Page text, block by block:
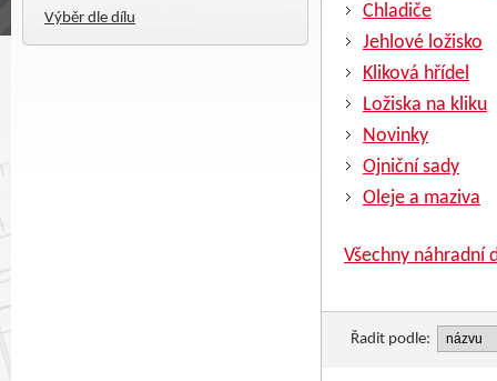
Výběr dle dílu
Chladiče
Jehlové ložisko
Kliková hřídel
Ložiska na kliku
Novinky
Ojniční sady
Oleje a maziva
Všechny náhradní
Řadit podle: